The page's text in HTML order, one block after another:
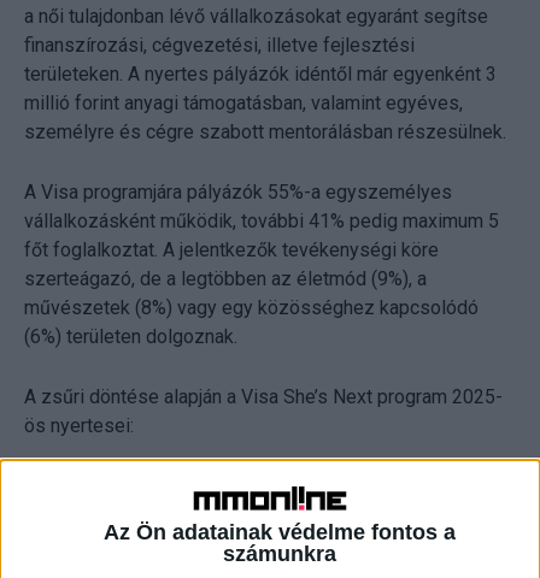
Az Ön adatainak védelme fontos a
számunkra
a női tulajdonban lévő vállalkozásokat egyaránt segítse
finanszírozási, cégvezetési, illetve fejlesztési
területeken. A nyertes pályázók idéntől már egyenként 3
millió forint anyagi támogatásban, valamint egyéves,
személyre és cégre szabott mentorálásban részesülnek.
A Visa programjára pályázók 55%-a egyszemélyes
vállalkozásként működik, további 41% pedig maximum 5
főt foglalkoztat. A jelentkezők tevékenységi köre
szerteágazó, de a legtöbben az életmód (9%), a
művészetek (8%) vagy egy közösséghez kapcsolódó
(6%) területen dolgoznak.
A zsűri döntése alapján a Visa She’s Next program 2025-
ös nyertesei:
A Duna Dog Center állatok bevonásával szervez
diagnosztikai, fejlesztő és képzési programokat egy
befogadóbb oktatási és nevelési környezetért. A